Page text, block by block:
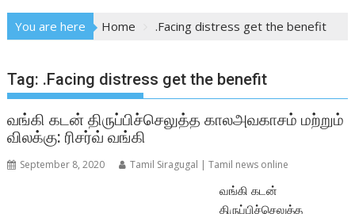
You are here Home .Facing distress get the benefit
Tag: .Facing distress get the benefit
வங்கி கடன் திருப்பிச்செலுத்த காலஅவகாசம் மற்றும்
விலக்கு: ரிசர்வ் வங்கி
September 8, 2020 Tamil Siragugal | Tamil news online
வங்கி கடன்
திருப்பிச்செலுத்த